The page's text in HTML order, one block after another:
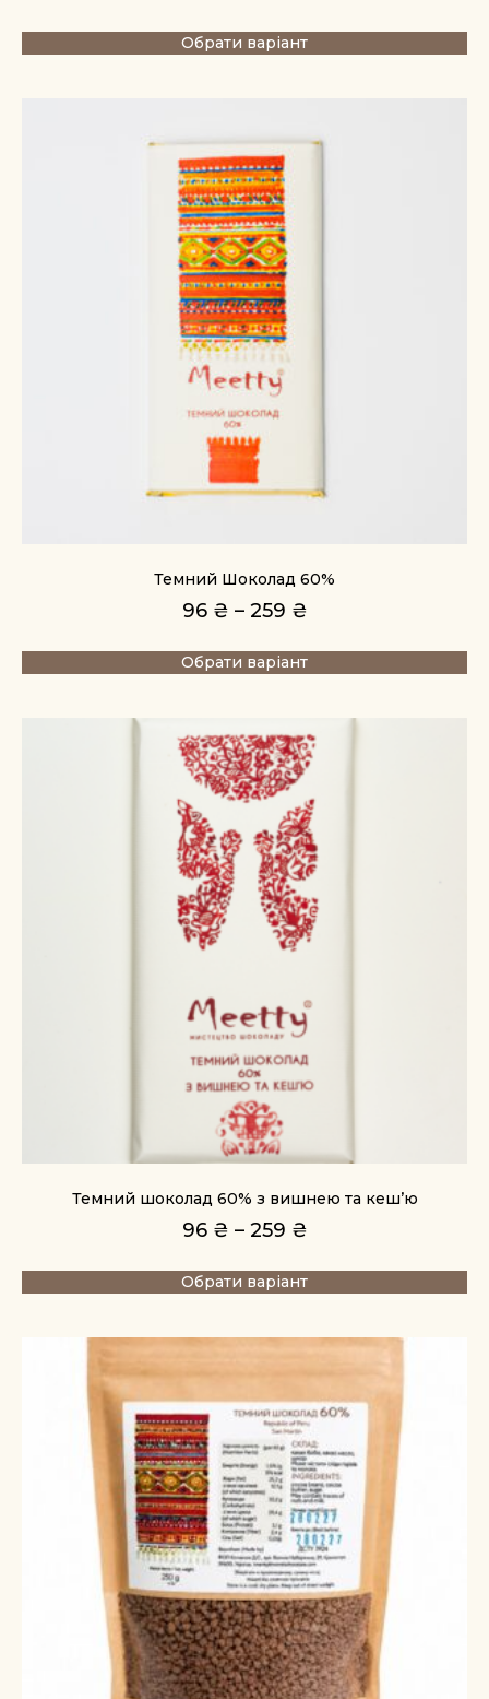
Обрати варіант
Темний Шоколад 60%
96 ₴ – 259 ₴
Обрати варіант
Темний шоколад 60% з вишнею та кеш’ю
96 ₴ – 259 ₴
Обрати варіант